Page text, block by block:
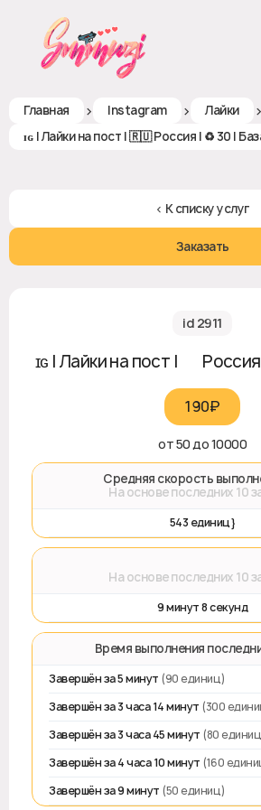
Главная > Instagram > Лайки >
ɪɢ | Лайки на пост | 🇷🇺 Россия | ♻ 30 |
< К списку услуг
Заказать
id 2911
ɪɢ | Лайки на пост | 🇷🇺
190₽‎
от 50 до 10000
🚀 Средняя скорость
На основе последних 10
543 единиц}
На основе последних 10
9 минут 8 секунд
⏱️ Время выполнения
Завершён за 5 минут (90 единиц)
Завершён за 3 часа 14 минут (300
Завершён за 3 часа 45 минут (80
Завершён за 4 часа 10 минут (160
Завершён за 9 минут (50 единиц)